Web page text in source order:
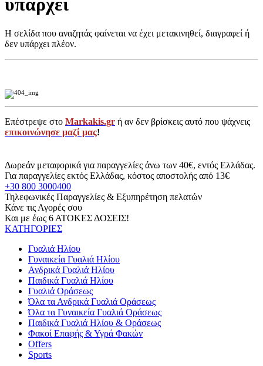
υπάρχει
Η σελίδα που αναζητάς φαίνεται να έχει μετακινηθεί, διαγραφεί ή
δεν υπάρχει πλέον.
Επέστρεψε στο Markakis.gr ή αν δεν βρίσκεις αυτό που ψάχνεις
επικοινώνησε μαζί μας!
Δωρεάν μεταφορικά για παραγγελίες άνω των 40€, εντός Ελλάδας.
Για παραγγελίες εκτός Ελλάδας, κόστος αποστολής από 13€
+30 800 3000400
Τηλεφωνικές Παραγγελίες & Εξυπηρέτηση πελατών
Κάνε τις Αγορές σου
Και με έως 6 ΑΤΟΚΕΣ ΔΟΣΕΙΣ!
ΚΑΤΗΓΟΡΙΕΣ
Γυαλιά Ηλίου
Γυναικεία Γυαλιά Ηλίου
Ανδρικά Γυαλιά Ηλίου
Παιδικά Γυαλιά Ηλίου
Γυαλιά Οράσεως
Όλα τα Ανδρικά Γυαλιά Οράσεως
Όλα τα Γυναικεία Γυαλιά Οράσεως
Παιδικά Γυαλιά Ηλίου & Οράσεως
Φακοί Επαφής & Υγρά Φακών
Offers
Sports